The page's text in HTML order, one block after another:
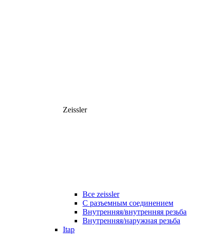
Zeissler
Все zeissler
С разъемным соединением
Внутренняя/внутренняя резьба
Внутренняя/наружная резьба
Itap